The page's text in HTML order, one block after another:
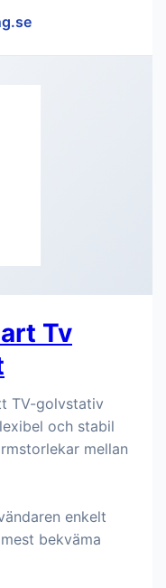
Tv
TV-golvstativ
och stabil
mellan
enkelt
bekväma